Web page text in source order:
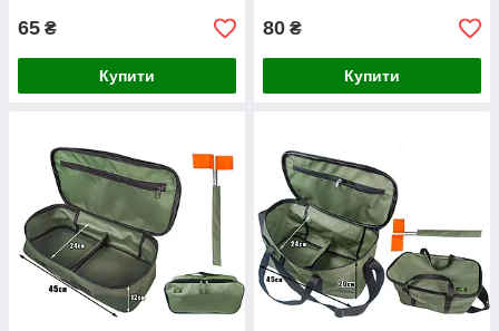
65 ₴
Купити
80 ₴
Купити